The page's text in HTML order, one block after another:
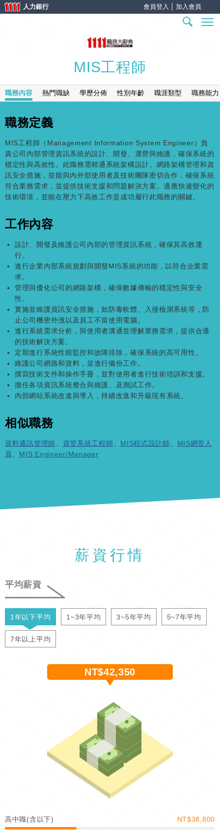
會員登入 加入會員
人力銀行
MIS工程師
職務內容 熱門職缺 學歷分佈 性別年齡 職涯類型 職務能力
職務定義
MIS工程師（Management Information System Engineer）負
責公司內部管理資訊系統的設計、開發、運營與維護，確保系統的
穩定性與高效性。此職務需精通系統架構設計、網路架構管理和資
訊安全措施，並能與內外部使用者及技術團隊密切合作，確保系統
符合業務需求，並提供技術支援和問題解決方案。適應快速變化的
技術環境，並能在壓力下高效工作是成功履行此職務的關鍵。
工作內容
設計、開發及維護公司內部的管理資訊系統，確保其高效運
行。
進行企業內部系統規劃與開發MIS系統的功能，以符合企業需
求。
管理與優化公司的網路架構，確保數據傳輸的穩定性與安全
性。
實施並維護資訊安全措施，如防毒軟體、入侵檢測系統等，防
止公司機密外洩以及員工不當使用電腦。
進行系統需求分析，與使用者溝通並理解業務需求，提供合適
的技術解決方案。
定期進行系統性能監控和故障排除，確保系統的高可用性。
維護公司網路和資料，並進行備份工作。
撰寫技術文件和操作手冊，並對使用者進行技術培訓和支援。
擔任各項資訊系統整合與維護、及測試工作。
內部網站系統改進與導入，持續改進和升級現有系統。
相似職務
資料通訊管理師 資管系統工程師 MIS程式設計師
MIS網管人
員
MIS Engineer/Manager
薪資行情
平均薪資
1年以下平均 1~3年平均 3~5年平均 5~7年平均
7年以上平均
NT$42,350
高中職(含以下) NT$38,800